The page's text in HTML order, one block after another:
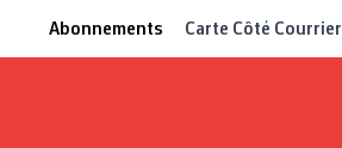
Abonnements Carte Côté Courrier